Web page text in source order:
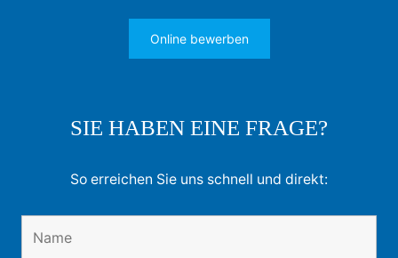
Online bewerben
SIE HABEN EINE FRAGE?
So erreichen Sie uns schnell und direkt: